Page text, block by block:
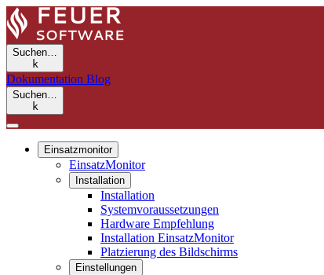
Suchen…
k
Dokumentation Blog
Suchen…
k
Einsatzmonitor
EinsatzMonitor
Installation
Installation
Systemvoraussetzungen
Hardware Empfehlung
Installation EinsatzMonitor
Platzierung des Bildschirms
Einstellungen